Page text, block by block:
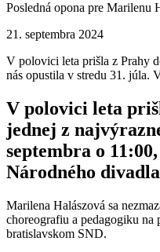
Posledná opona pre Marilenu
21. septembra 2024
V polovici leta prišla z Prahy
nás opustila v stredu 31. júla.
V polovici leta
jednej z
septembra o
Národného
Marilena Halászová sa
choreografiu a pedagogiku
bratislavskom SND.